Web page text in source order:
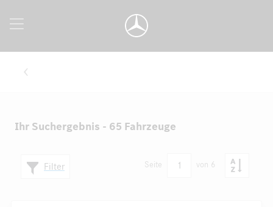
Ihr Suchergebnis - 65 Fahrzeuge
Filter Seite 1 von 6